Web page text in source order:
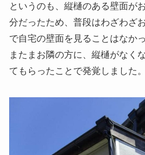
というのも、縦樋のある壁面が
分だったため、普段はわざわざ
で自宅の壁面を見ることはなか
またまお隣の方に、縦樋がなく
てもらったことで発覚しました。